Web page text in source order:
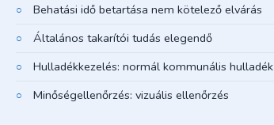
Behatási idő betartása nem kötelező elvárás
Általános takarítói tudás elegendő
Hulladékkezelés: normál kommunális hulladék
Minőségellenőrzés: vizuális ellenőrzés